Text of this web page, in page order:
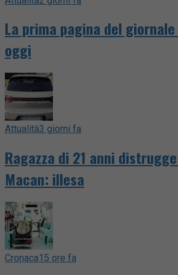
La prima pagina del
oggi
Attualità3 giorni fa
Ragazza di 21 anni
Macan: illesa
Cronaca15 ore fa